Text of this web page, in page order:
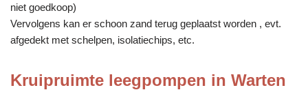
niet goedkoop)
Vervolgens kan er schoon zand terug geplaatst worden , evt.
afgedekt met schelpen, isolatiechips, etc.
Kruipruimte leegpompen in Warten